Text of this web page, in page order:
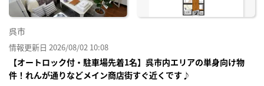
呉市
情報更新日 2026/08/02 10:08
【オートロック付・駐車場先着1名】呉市内エリアの単身向け物
件！れんが通りなどメイン商店街すぐ近くです♪